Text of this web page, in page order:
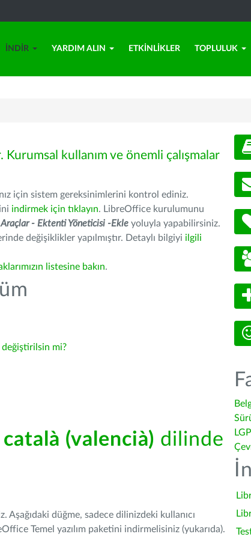
İNDIR YARDIM ALIN ETKINLIKLER TOPLULUK
kullanım ve önemli çalışmalar
için sistem gereksinimlerini kontrol ediniz.
indirmek için tıklayın. LibreOffice kurulumunu
Araçlar - Ektenti Yöneticisi -Ekle yoluyla yapabilirsiniz.
değişiklikler yapılmıştır. Detaylı bilgiyi ilgili
listesine bakın.
değiştirilsin mi?
català (valencià) dilinde
düğme, sadece dilinizdeki kullanıcı
Temel yazılım paketini indirmelisiniz (yukarıda).